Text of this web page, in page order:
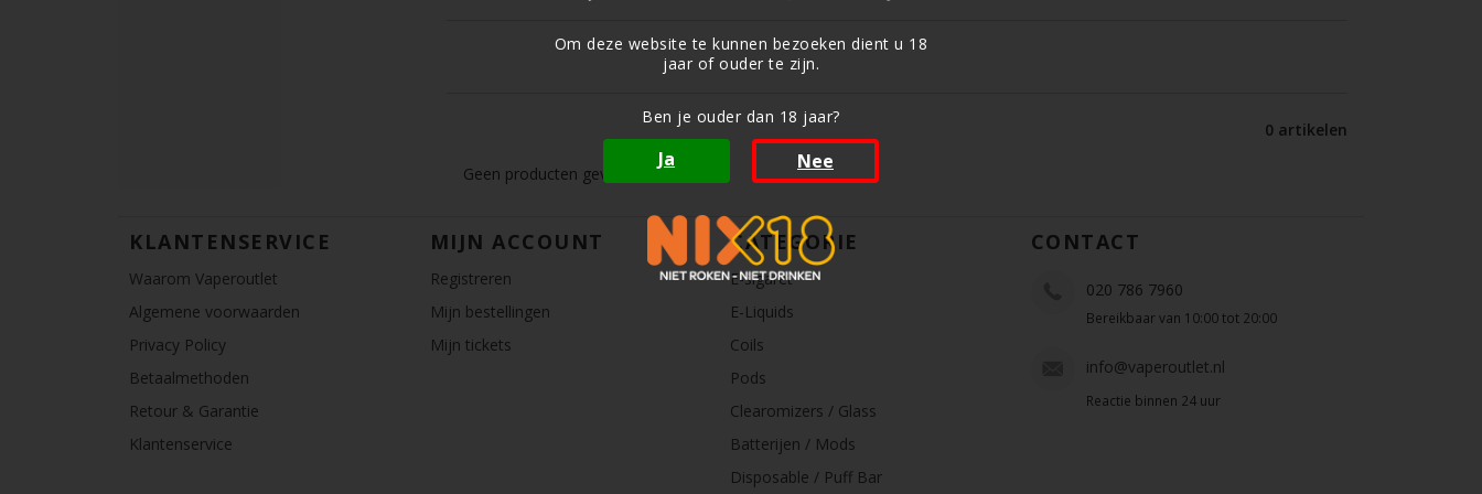
Om deze website te kunnen bezoeken dient u 18
jaar of ouder te zijn.
Ben je ouder dan 18 jaar?
Ja Nee
0 artikelen
Geen producten gevonden!...
KLANTENSERVICE
Waarom Vaperoutlet
Algemene voorwaarden
Privacy Policy
Betaalmethoden
Retour & Garantie
Klantenservice
MIJN ACCOUNT
Registreren
Mijn bestellingen
Mijn tickets
CATEGORIE
E-sigaret
E-Liquids
Coils
Pods
Clearomizers / Glass
Batterijen / Mods
Disposable / Puff Bar
CONTACT
020 786 7960
Bereikbaar van 10:00 tot 20:00
info@vaperoutlet.nl
Reactie binnen 24 uur